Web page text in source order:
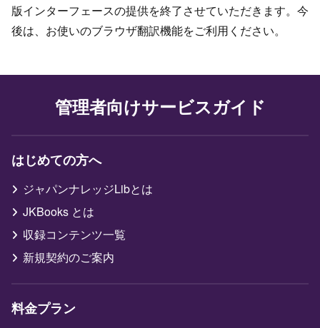
版インターフェースの提供を終了させていただきます。今
後は、お使いのブラウザ翻訳機能をご利用ください。
管理者向けサービスガイド
はじめての方へ
ジャパンナレッジLibとは
JKBooks とは
収録コンテンツ一覧
新規契約のご案内
料金プラン